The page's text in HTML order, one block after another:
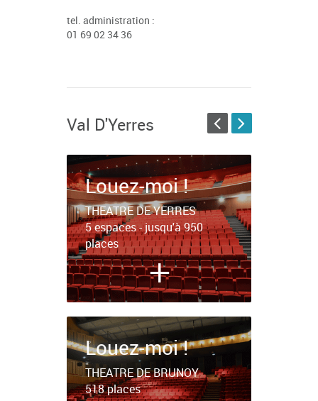
tel. administration :
01 69 02 34 36
Val D'Yerres
Louez-moi !
THEATRE DE YERRES
5 espaces - jusqu'à 950
places
+
Louez-moi !
THEATRE DE BRUNOY
518 places